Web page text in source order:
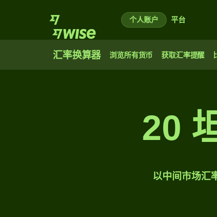
个人账户 平台
汇率换算器 浏览所有货币 获取汇率提醒
20
以中间市场汇